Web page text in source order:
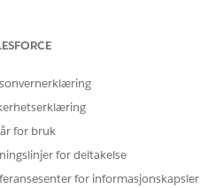
for bruk
for deltakelse
for informasjonskapsler